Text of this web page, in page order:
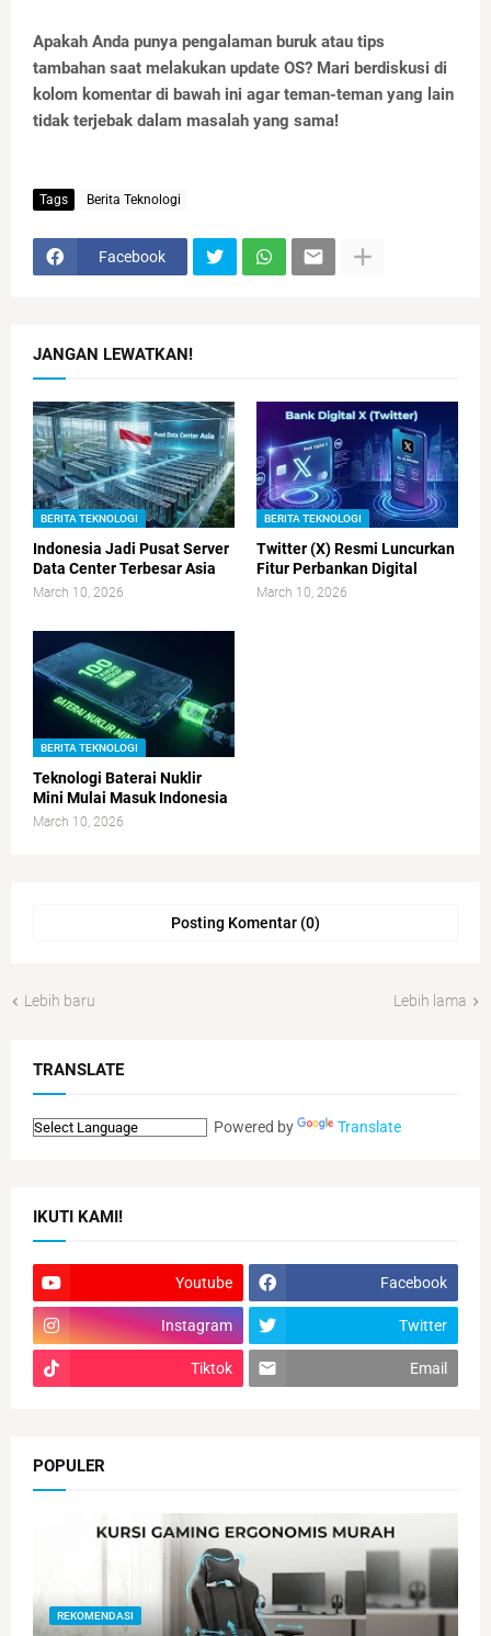
Apakah Anda punya pengalaman buruk atau tips
tambahan saat melakukan update OS? Mari berdiskusi di
kolom komentar di bawah ini agar teman-teman yang lain
tidak terjebak dalam masalah yang sama!
Tags Berita Teknologi
Facebook
JANGAN LEWATKAN!
BERITA TEKNOLOGI
Indonesia Jadi Pusat Server
Data Center Terbesar Asia
March 10, 2026
BERITA TEKNOLOGI
Twitter (X) Resmi Luncurkan
Fitur Perbankan Digital
March 10, 2026
BERITA TEKNOLOGI
Teknologi Baterai Nuklir
Mini Mulai Masuk Indonesia
March 10, 2026
Posting Komentar (0)
Lebih baru Lebih lama
TRANSLATE
Powered by Translate
IKUTI KAMI!
Youtube Facebook
Instagram Twitter
Tiktok Email
POPULER
REKOMENDASI